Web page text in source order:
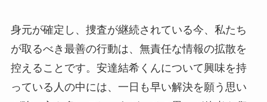
身元が確定し、捜査が継続されている今、私たち
が取るべき最善の行動は、無責任な情報の拡散を
控えることです。安達結希くんについて興味を持
っている人の中には、一日も早い解決を願う思い